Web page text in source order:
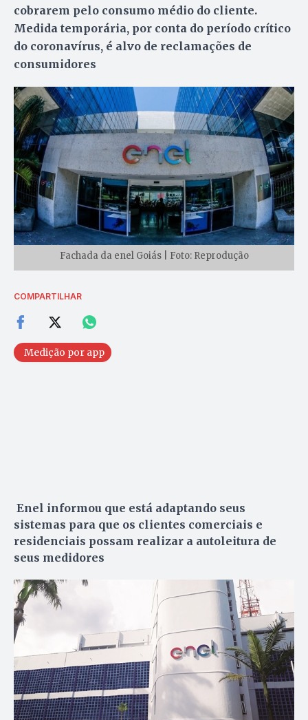
cobrarem pelo consumo médio do cliente.
Medida temporária, por conta do período crítico
do coronavírus, é alvo de reclamações de
consumidores
Fachada da enel Goiás | Foto: Reprodução
COMPARTILHAR
Medição por app
Enel informou que está adaptando seus
sistemas para que os clientes comerciais e
residenciais possam realizar a autoleitura de
seus medidores